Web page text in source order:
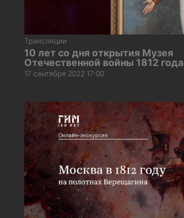
Трансляции
10 лет со дня открытия Музея
Отечественной войны 1812 года
17 сентября 2022 17:00